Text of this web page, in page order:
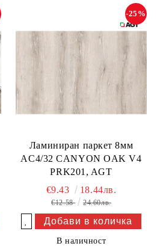
Ламиниран паркет 8мм
AC4/32 CANYON OAK V4
PRK201, AGT
-25%
€9.43 18.44лв.
€12.58 24.60лв.
В наличност